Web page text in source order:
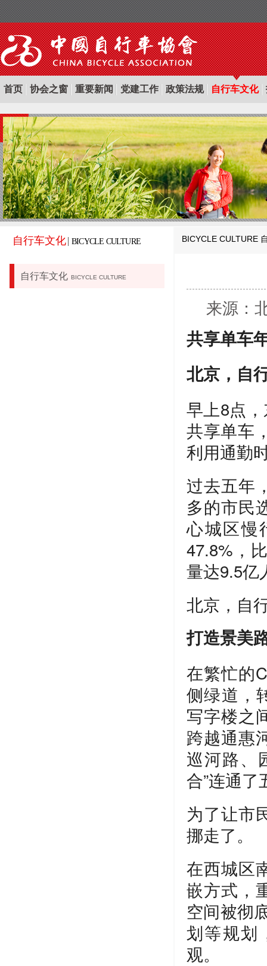
首页 协会之窗 重要新闻 党建工作 政策法规 自行车文化
自行车文化 BICYCLE CULTURE
自行车文化 BICYCLE CULTURE
BICYCLE CULTURE
来源：
共享单车
北京，自
早上8点
共享单车
利用通勤
过去五年
多的市民
心城区
47.8%，
量达9.5亿
北京，自
打造景美
在繁忙的
侧绿道，
写字楼之
跨越通惠
巡河路、
合”连通
为了让市
挪走了。
在西城区
嵌方式，
空间被彻
划等规划
观。